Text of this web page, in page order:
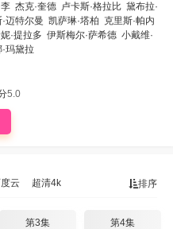
杰克·奎德 卢卡斯·格拉比 黛布拉·
迈特尔曼 凯萨琳·塔柏 克里斯·帕内
·提拉多 伊斯梅尔·萨希德 小戴维·
玛黛拉
5.0
排序
云 超清4k
第3集 第4集